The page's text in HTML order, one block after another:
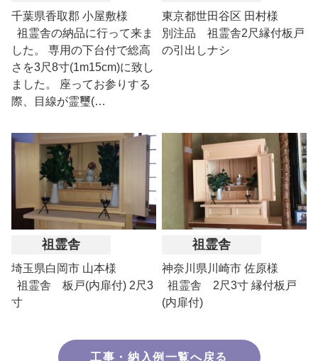
千葉県香取郡 小屋敷様
祖霊舎の納品に行って来ま
した。 専用の下台付で総高
さを3尺8寸(1m15cm)に致し
ました。 座ってお参りする
際、目線が霊璽(…
東京都世田谷区 田村様
別注品 祖霊舎2尺縁付板戸
の引出しナシ
祖霊舎
埼玉県白岡市 山本様
祖霊舎 板戸(内扉付) 2尺3
寸
祖霊舎
神奈川県川崎市 佐原様
祖霊舎 2尺3寸 縁付板戸
(内扉付)
工事・納入例一覧へ戻る